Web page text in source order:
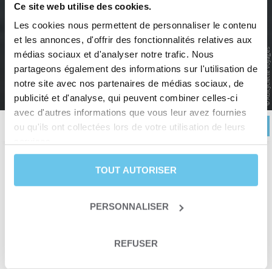
Ce site web utilise des cookies.
Les cookies nous permettent de personnaliser le contenu
et les annonces, d'offrir des fonctionnalités relatives aux
médias sociaux et d'analyser notre trafic. Nous
partageons également des informations sur l'utilisation de
notre site avec nos partenaires de médias sociaux, de
publicité et d'analyse, qui peuvent combiner celles-ci
avec d'autres informations que vous leur avez fournies
ou qu'ils ont collectées lors de votre utilisation de leurs
TOUT AUTORISER
PERSONNALISER
REFUSER
LE CANAL DE NANTES À BREST -
REDON À CHÂTEAULIN
De Redon à Châteaulin à vélo © Abicyclette Voyages
Accueil>Voyages à vélo en France et en Europe>France > Bretagne>Le Canal de Nantes à
Brest - Redon à Châteaulin
Description Itinéraire Avis Infos pratiques RÉSERVER
Du 31 mars au 30 octobre
Canaux & voies-vertes à vélo